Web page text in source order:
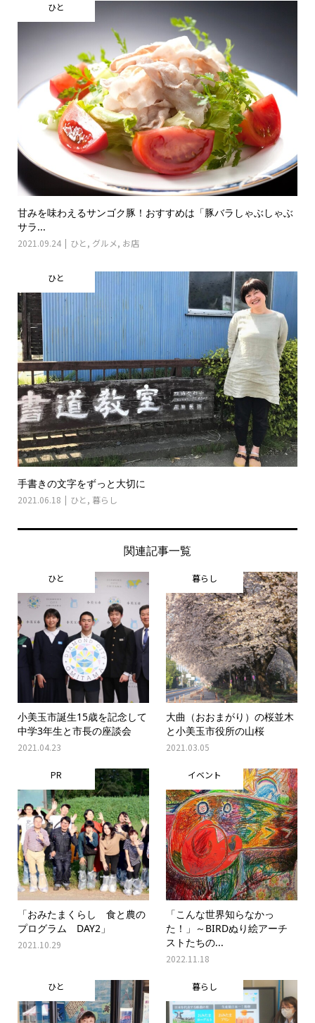
ひと
甘みを味わえるサンゴク豚！おすすめは「豚バラしゃぶしゃぶ
サラ...
2021.09.24 ひと , グルメ, お店
ひと
手書きの文字をずっと大切に
2021.06.18 ひと , 暮らし
関連記事一覧
ひと
小美玉市誕生15歳を記念して
中学3年生と市長の座談会
2021.04.23
暮らし
大曲（おおまがり）の桜並木
と小美玉市役所の山桜
2021.03.05
PR
「おみたまくらし 食と農の
プログラム DAY2」
2021.10.29
イベント
「こんな世界知らなかっ
た！」～BIRDぬり絵アーチ
ストたちの...
2022.11.18
ひと 暮らし